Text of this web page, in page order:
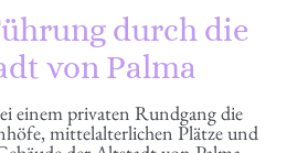
durch die
von Palma
einem privaten Rundgang die
mittelalterlichen Plätze und